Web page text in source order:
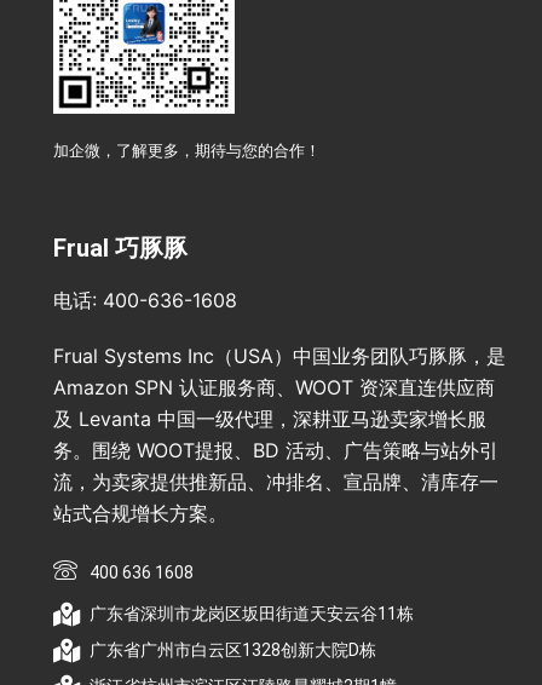
加企微，了解更多，期待与您的合作！
Frual 巧豚豚
电话: 400-636-1608
Frual Systems Inc（USA）中国业务团队巧豚豚，是
Amazon SPN 认证服务商、WOOT 资深直连供应商
及 Levanta 中国一级代理，深耕亚马逊卖家增长服
务。围绕 WOOT提报、BD 活动、广告策略与站外引
流，为卖家提供推新品、冲排名、宣品牌、清库存一
站式合规增长方案。
400 636 1608
广东省深圳市龙岗区坂田街道天安云谷11栋
广东省广州市白云区1328创新大院D栋